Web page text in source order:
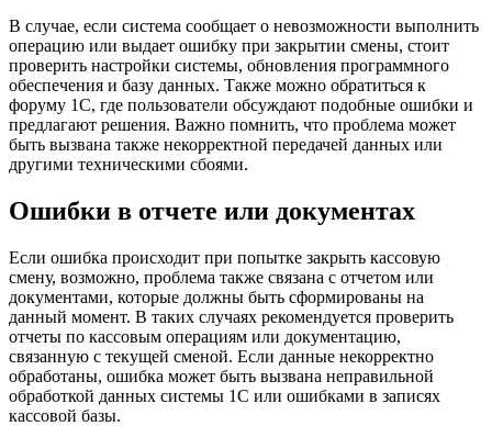
В случае, если система сообщает о невозможности выполнить
операцию или выдает ошибку при закрытии смены, стоит
проверить настройки системы, обновления программного
обеспечения и базу данных. Также можно обратиться к
форуму 1С, где пользователи обсуждают подобные ошибки и
предлагают решения. Важно помнить, что проблема может
быть вызвана также некорректной передачей данных или
другими техническими сбоями.
Ошибки в отчете или документах
Если ошибка происходит при попытке закрыть кассовую
смену, возможно, проблема также связана с отчетом или
документами, которые должны быть сформированы на
данный момент. В таких случаях рекомендуется проверить
отчеты по кассовым операциям или документацию,
связанную с текущей сменой. Если данные некорректно
обработаны, ошибка может быть вызвана неправильной
обработкой данных системы 1С или ошибками в записях
кассовой базы.